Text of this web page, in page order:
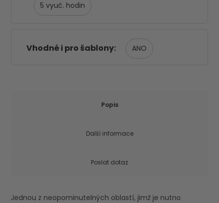
5
Vhodné i pro šablony ANO
Popis
Další informace
Poslat dotaz
Jednou z neopominutelných oblastí, jimž je nutno